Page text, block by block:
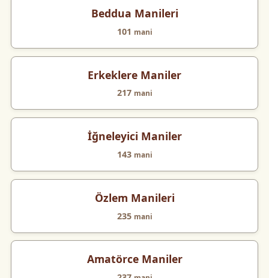
Beddua Manileri
101 mani
Erkeklere Maniler
217 mani
İğneleyici Maniler
143 mani
Özlem Manileri
235 mani
Amatörce Maniler